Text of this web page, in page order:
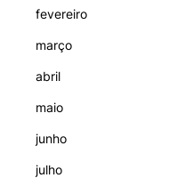
fevereiro
março
abril
maio
junho
julho